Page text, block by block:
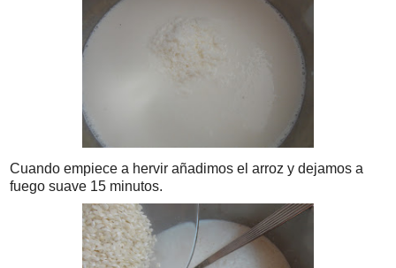
Cuando empiece a hervir añadimos el arroz y dejamos a
fuego suave 15 minutos.